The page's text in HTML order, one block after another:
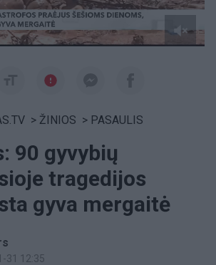
> ŽINIOS > PASAULIS
90 gyvybių
tragedijos
gyva mergaitė
31 12:35